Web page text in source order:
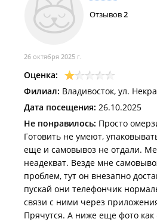
Отзывов2
26 октября 2025 г.
Оценка:
Филиал: Владивосток, ул.
Дата посещения: 26.10.2025
Не понравилось: Просто
Готовить не умеют,
еще и самовывоз не отдали.
неадекват. Везде мне
проблем, тут он внезапно
пускай они телефончик
связи с ними через
Прячутся. А ниже еще фото как